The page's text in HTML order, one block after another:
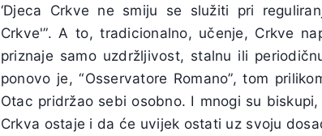
‘Djeca Crkve ne smiju se služiti pri
Crkve'”. A to, tradicionalno, učenje, Crkve
priznaje samo uzdržljivost, stalnu ili
ponovo je, “Osservatore Romano”, tom
Otac pridržao sebi osobno. I mnogi su
Crkva ostaje i da će uvijek ostati uz svoju